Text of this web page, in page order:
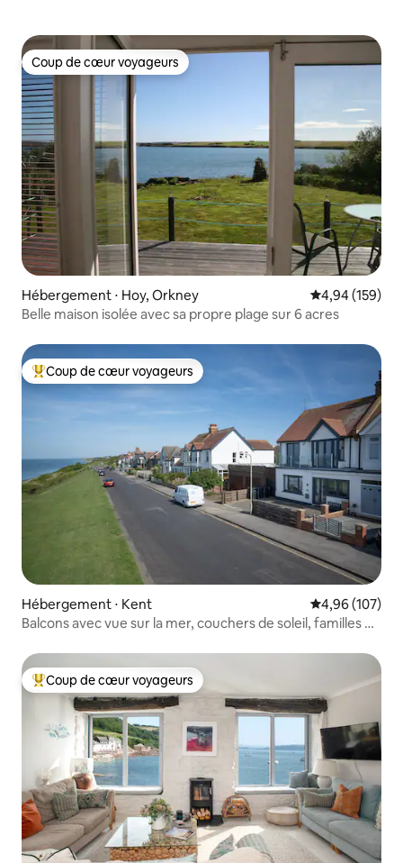
Coup de cœur voyageurs
Coup de cœur voyageurs
Hébergement ⋅ Hoy, Orkney Évaluation
4,94 (159)
Belle maison isolée avec sa propre plage sur 6 acres
Coups de cœur voyageurs les plus appréciés
Coup de cœur voyageurs
Hébergement ⋅ Kent Évaluation
4,96 (107)
Balcons avec vue sur la mer, couchers de soleil, familles et
Coups de cœur voyageurs les plus appréciés
Coup de cœur voyageurs